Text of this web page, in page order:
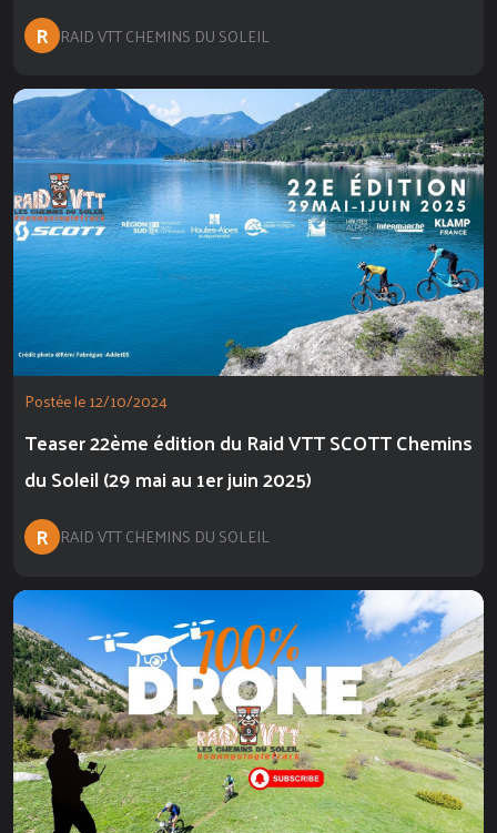
R RAID VTT CHEMINS DU SOLEIL
Postée le 12/10/2024
Teaser 22ème édition du Raid VTT SCOTT Chemins
du Soleil (29 mai au 1er juin 2025)
R RAID VTT CHEMINS DU SOLEIL